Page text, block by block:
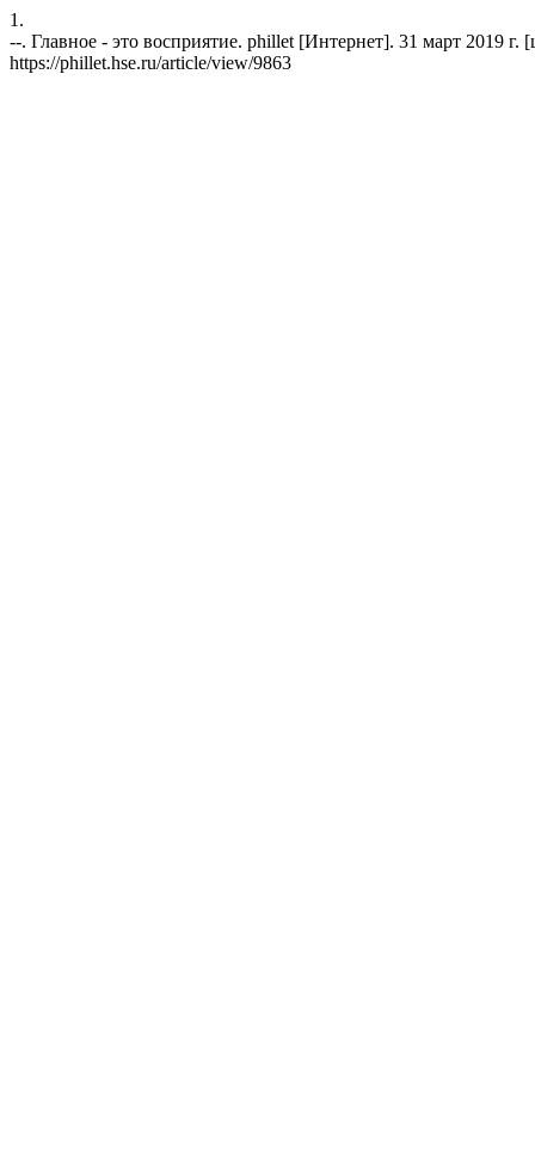
1.
--. Главное - это восприятие. phillet [Интернет]. 31 март 2019 г.
https://phillet.hse.ru/article/view/9863